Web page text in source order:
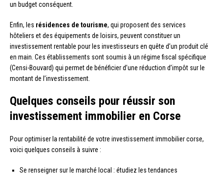
un budget conséquent.
Enfin, les résidences de tourisme, qui proposent des services
hôteliers et des équipements de loisirs, peuvent constituer un
investissement rentable pour les investisseurs en quête d’un produit clé
en main. Ces établissements sont soumis à un régime fiscal spécifique
(Censi-Bouvard) qui permet de bénéficier d’une réduction d’impôt sur le
montant de l’investissement.
Quelques conseils pour réussir son
investissement immobilier en Corse
Pour optimiser la rentabilité de votre investissement immobilier corse,
voici quelques conseils à suivre :
Se renseigner sur le marché local : étudiez les tendances